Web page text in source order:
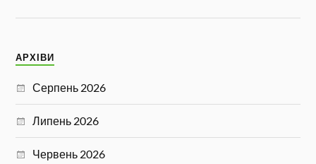
АРХІВИ
Серпень 2026
Липень 2026
Червень 2026